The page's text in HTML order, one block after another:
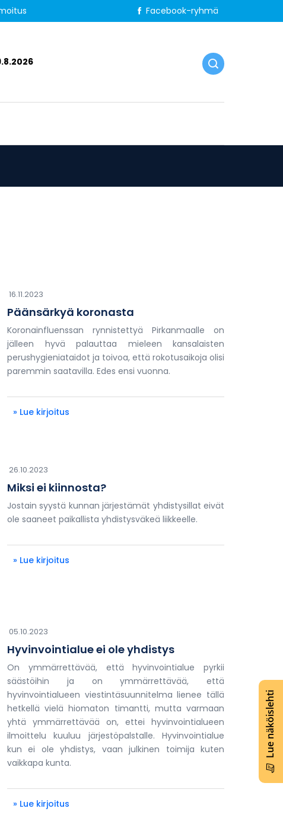
Lue näköislehti
Facebook-ryhmä
16.11.2023
Päänsärkyä koronasta
Koronainfluenssan rynnistettyä Pirkanmaalle on
jälleen hyvä palauttaa mieleen kansalaisten
perushygieniataidot ja toivoa, että rokotusaikoja olisi
paremmin saatavilla. Edes ensi vuonna.
» Lue kirjoitus
26.10.2023
Miksi ei kiinnosta?
Jostain syystä kunnan järjestämät yhdistysillat eivät
ole saaneet paikallista yhdistysväkeä liikkeelle.
» Lue kirjoitus
05.10.2023
Hyvinvointialue ei ole yhdistys
On ymmärrettävää, että hyvinvointialue pyrkii
säästöihin ja on ymmärrettävää, että
hyvinvointialueen viestintäsuunnitelma lienee tällä
hetkellä vielä hiomaton timantti, mutta varmaan
yhtä ymmärrettävää on, ettei hyvinvointialueen
ilmoittelu kuuluu järjestöpalstalle. Hyvinvointialue
kun ei ole yhdistys, vaan julkinen toimija kuten
vaikkapa kunta.
» Lue kirjoitus